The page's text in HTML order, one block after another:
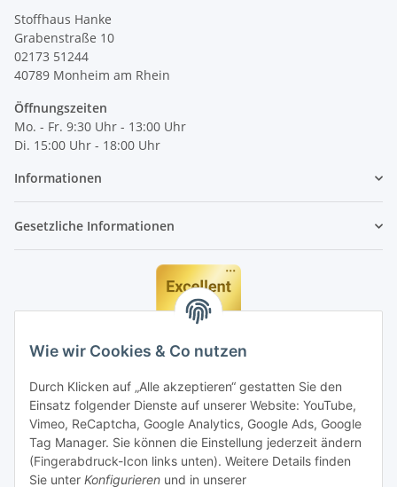
Wie wir Cookies & Co nutzen
Durch Klicken auf „Alle akzeptieren“ gestatten Sie den
Einsatz folgender Dienste auf unserer Website: YouTube,
Vimeo, ReCaptcha, Google Analytics, Google Ads, Google
Tag Manager. Sie können die Einstellung jederzeit ändern
(Fingerabdruck-Icon links unten). Weitere Details finden
Sie unter Konfigurieren und in unserer
Stoffhaus Hanke
Grabenstraße 10
02173 51244
40789 Monheim am Rhein
Öffnungszeiten
Mo. - Fr. 9:30 Uhr - 13:00 Uhr
Di. 15:00 Uhr - 18:00 Uhr
Informationen
Gesetzliche Informationen